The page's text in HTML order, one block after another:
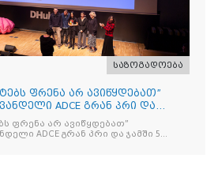
საზოგადოება
ფრენა არ ავიწყდებათ”
ADCE გრან პრი და
ფრენა არ ავიწყდებათ”
პრი და ჯამში 5